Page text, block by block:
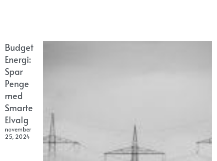
Budget
Energi:
Spar
Penge
med
Smarte
Elvalg
november
25, 2024